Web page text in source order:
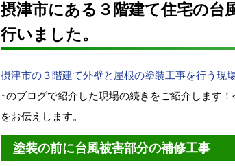
摂津市にある３階建て住宅の台
行いました。
摂津市の３階建て外壁と屋根の塗装工事を行う現
↑のブログで紹介した現場の続きをご紹介します
をお伝えします。
塗装の前に台風被害部分の補修工事